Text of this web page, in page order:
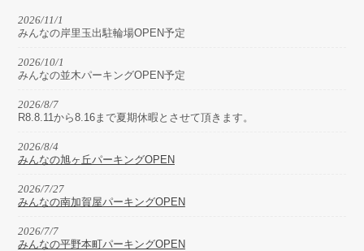
2026/11/1
みんなの岸里玉出駐輪場OPEN予定
2026/10/1
みんなの並木パーキングOPEN予定
2026/8/7
R8.8.11から8.16まで夏期休暇とさせて頂きます。
2026/8/4
みんなの旭ヶ丘パーキングOPEN
2026/7/27
みんなの南加賀屋パーキングOPEN
2026/7/7
みんなの平野本町パーキングOPEN